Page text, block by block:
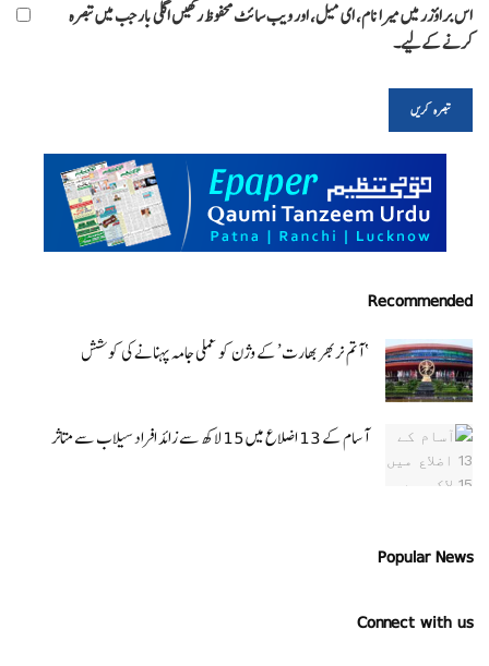
اس براؤزر میں میرا نام، ای میل، اور ویب سائٹ محفوظ رکھیں اگلی بار جب میں تبصرہ
کرنے کےلیے۔
Recommended
‘ آتم نربھر بھارت’ کے وژن کو عملی جامہ پہنانے کی کوشش
آسام کے 13 اضلاع میں 15 لاکھ سے زائد افراد سیلاب سے متاثر
Popular News
Connect with us